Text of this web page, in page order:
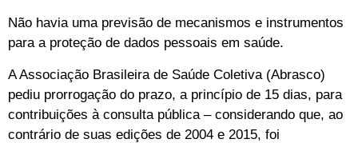
Não havia uma previsão de mecanismos e instrumentos
para a proteção de dados pessoais em saúde.
A Associação Brasileira de Saúde Coletiva (Abrasco)
pediu prorrogação do prazo, a princípio de 15 dias, para
contribuições à consulta pública – considerando que, ao
contrário de suas edições de 2004 e 2015, foi